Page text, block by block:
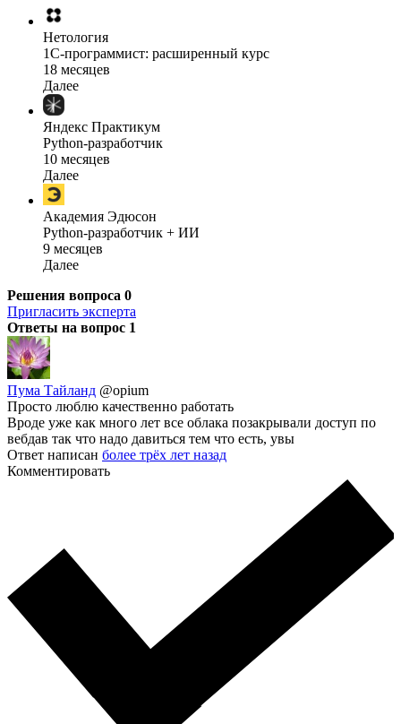
Нетология
1C-программист: расширенный курс
18 месяцев
Далее
Яндекс Практикум
Python-разработчик
10 месяцев
Далее
Академия Эдюсон
Python-разработчик + ИИ
9 месяцев
Далее
Решения вопроса 0
Пригласить эксперта
Ответы на вопрос 1
Пума Тайланд @opium
Просто люблю качественно работать
Вроде уже как много лет все облака позакрывали доступ по
вебдав так что надо давиться тем что есть, увы
Ответ написан более трёх лет назад
Комментировать